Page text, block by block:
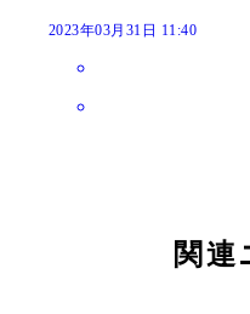
2023年03月31日 11:40
関連